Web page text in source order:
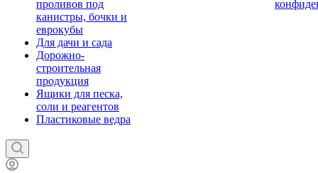
проливов под
канистры, бочки и
еврокубы
Для дачи и сада
Дорожно-
строительная
продукция
Ящики для песка,
соли и реагентов
Пластиковые ведра